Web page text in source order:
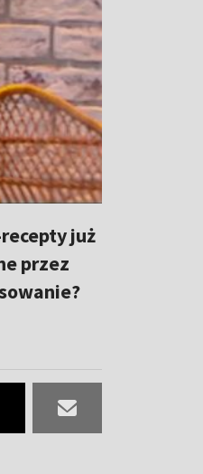
już
przez